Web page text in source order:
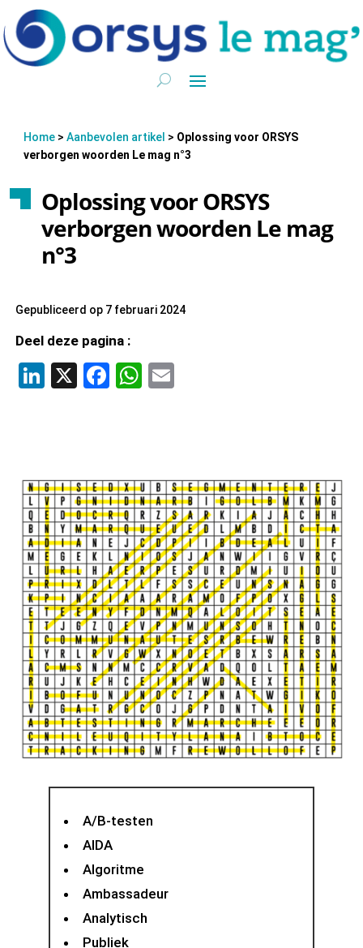
Home> Aanbevolen artikel > Oplossing voor ORSYS
verborgen woorden Le mag n°3
Oplossing voor ORSYS
verborgen woorden Le mag
n°3
Gepubliceerd op 7 februari 2024
Deel deze pagina :
LinkedIn
X Facebook
WhatsApp
A/B-testen
AIDA
Algoritme
Ambassadeur
Analytisch
Publiek